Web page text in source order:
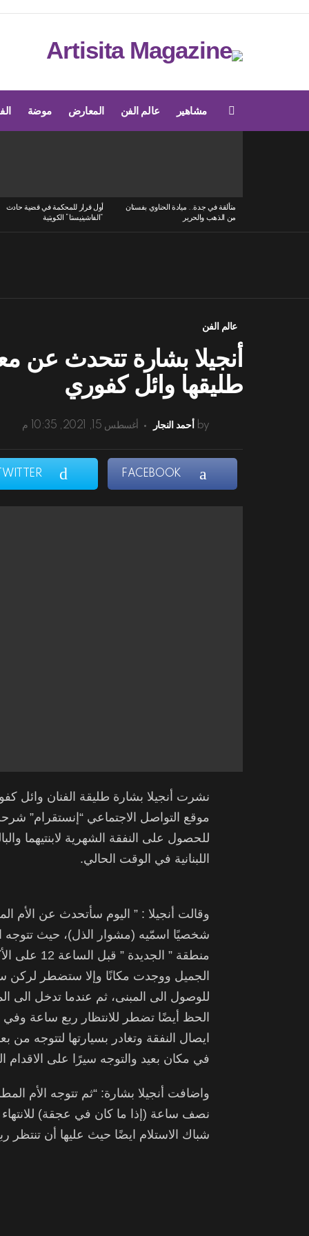
مشاهير عالم الفن المعارض موضة
متألقة في جدة.. ميادة الحناوي بفستان
من الذهب والحرير
أول قرار للمحكمة في قضية حادث
“الفاشينيستا” الكويتية
عالم الفن
أنجيلا بشارة تتحدث عن
طليقها وائل كفوري
by أحمد النجار أغسطس 15, 2021, 10:35 م
FACEBOOK
نشرت أنجيلا بشارة طليقة الفنان
موقع التواصل الاجتماعي “إنستقرام”
اللبنانية في الوقت الحالي.
وقالت أنجيلا : ” اليوم سأتحدث عن الأم
شخصيًا اسمّيه (مشوار الذل)، حيث تتوجه
منطقة ”
الجميل ووجدت مكانًا وإلا ستضطر لركن
للوصول الى المبنى، ثم عندما تدخل الى
الحظ أيضًا تضطر للانتظار ربع ساعة
ايصال النفقة وتغادر بسيارتها لتتوجه
في مكان بعيد والتوجه سيرًا على الاقدام
واضافت أنجيلا بشارة: “ثم تتوجه الأم
نصف ساعة (إذا ما كان في عجقة) للانتهاء
شباك الاستلام ايضًا حيث عليها أن